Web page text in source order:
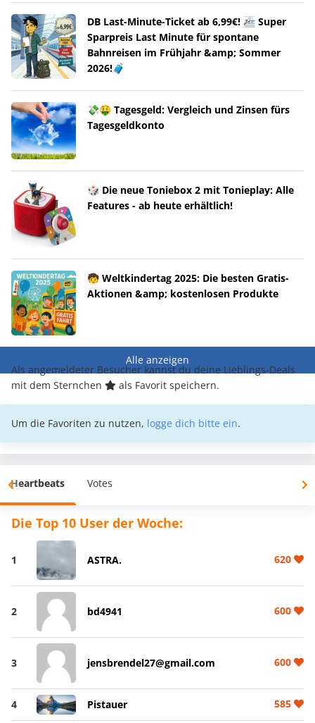
DB Last-Minute-Ticket ab 6,99€! 🚈 Super
Sparpreis Last Minute für spontane
Bahnreisen im Frühjahr &amp; Sommer
2026!🧳
💸🤑 Tagesgeld: Vergleich und Zinsen fürs
Tagesgeldkonto
🎲 Die neue Toniebox 2 mit Tonieplay: Alle
Features - ab heute erhältlich!
🧒 Weltkindertag 2025: Die besten Gratis-
Aktionen &amp; kostenlosen Produkte
Alle anzeigen
Als angemeldeter Besucher kannst du deine Lieblings-Deals
mit dem Sternchen
als Favorit speichern.
Um die Favoriten zu nutzen, logge dich bitte ein.
Heartbeats Votes
Die Top 10 User der Woche:
1 ASTRA. 620
2 bd4941 600
3 jensbrendel27@gmail.com 600
4 Pistauer 585